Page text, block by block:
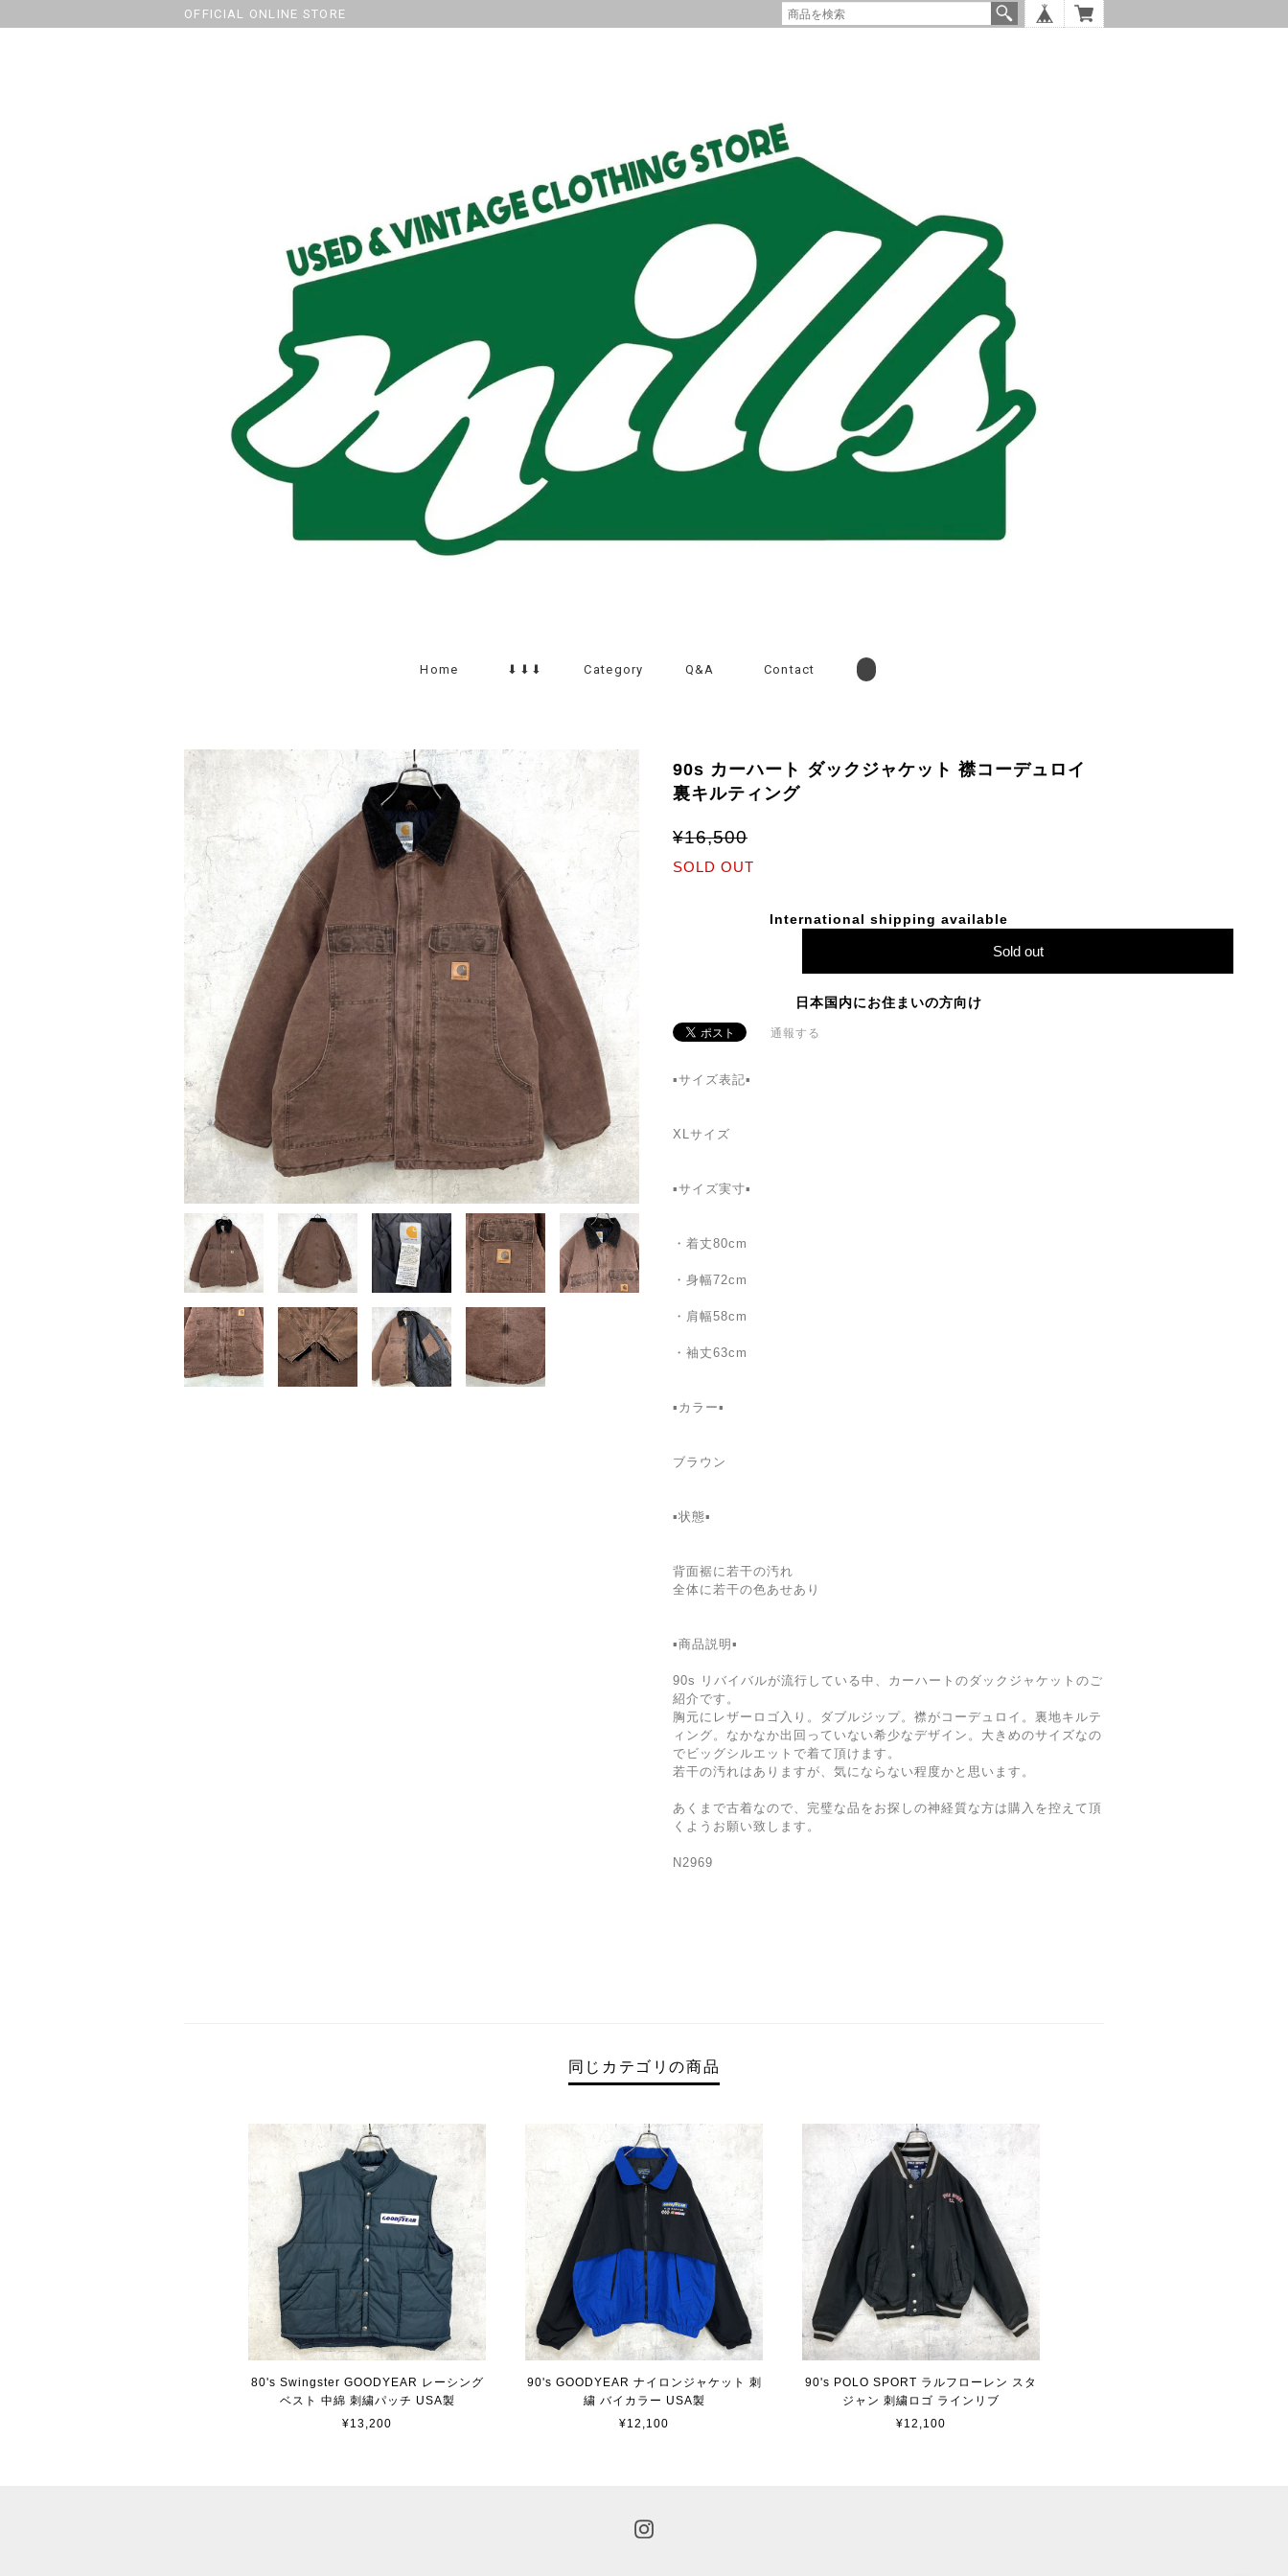
OFFICIAL ONLINE STORE
Home ⬇︎⬇︎⬇︎ Category Q&A Contact
90s カーハート ダックジャケット 襟コーデュロイ
裏キルティング
¥16,500
SOLD OUT
International shipping available
Sold out
日本国内にお住まいの方向け
通報する
▪️サイズ表記▪️
XLサイズ
▪️サイズ実寸▪️
・着丈80cm
・身幅72cm
・肩幅58cm
・袖丈63cm
▪️カラー▪️
ブラウン
▪️状態▪️
背面裾に若干の汚れ
全体に若干の色あせあり
▪️商品説明▪️
90s リバイバルが流行している中、カーハートのダックジャケットのご
紹介です。
胸元にレザーロゴ入り。ダブルジップ。襟がコーデュロイ。裏地キルテ
ィング。なかなか出回っていない希少なデザイン。大きめのサイズなの
でビッグシルエットで着て頂けます。
若干の汚れはありますが、気にならない程度かと思います。
あくまで古着なので、完璧な品をお探しの神経質な方は購入を控えて頂
くようお願い致します。
N2969
同じカテゴリの商品
80's Swingster GOODYEAR レーシング
ベスト 中綿 刺繍パッチ USA製
¥13,200
90's GOODYEAR ナイロンジャケット 刺
繍 バイカラー USA製
¥12,100
90's POLO SPORT ラルフローレン スタ
ジャン 刺繍ロゴ ラインリブ
¥12,100